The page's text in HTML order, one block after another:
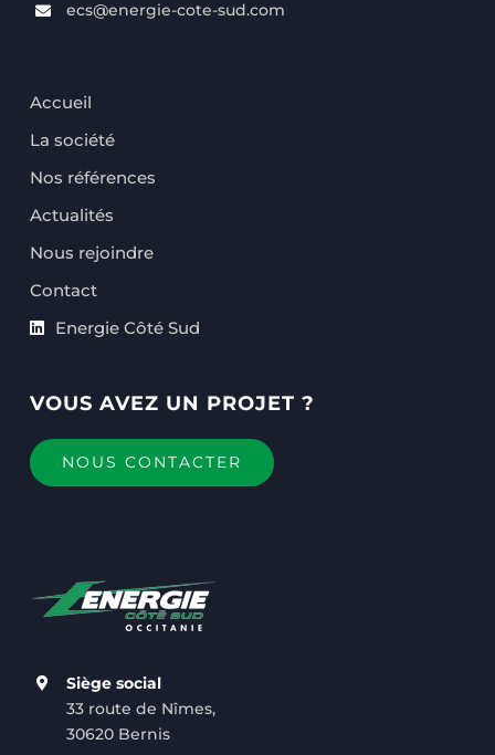
ecs@energie-cote-sud.com
Siège social
33 route de Nîmes,
30620 Bernis
Accueil
La société
Nos références
Actualités
Nous rejoindre
Contact
Energie Côté Sud
VOUS AVEZ UN PROJET ?
NOUS CONTACTER